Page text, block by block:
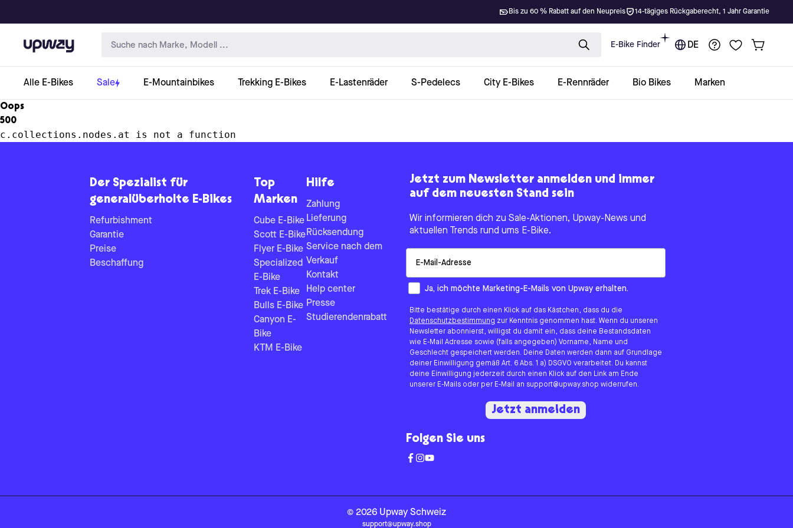
Bis zu 60 % Rabatt auf den Neupreis 14-tägiges Rückgaberecht, 1 Jahr Garantie
Upway E-Bike Finder DE
Alle E-Bikes Sale E-Mountainbikes Trekking E-Bikes E-Lastenräder S-Pedelecs City E-Bikes E-Rennräder Bio Bikes Marken
Oops
500
c.collections.nodes.at is not a function
Der Spezialist für
generalüberholte E-Bikes
Refurbishment
Garantie
Preise
Beschaffung
Top
Marken
Cube E-Bike
Scott E-Bike
Flyer E-Bike
Specialized
E-Bike
Trek E-Bike
Bulls E-Bike
Canyon E-
Bike
KTM E-Bike
Hilfe
Zahlung
Lieferung
Rücksendung
Service nach dem
Verkauf
Kontakt
Help center
Presse
Studierendenrabatt
Jetzt zum Newsletter anmelden und immer
auf dem neuesten Stand sein
Wir informieren dich zu Sale-Aktionen, Upway-News und
aktuellen Trends rund ums E-Bike.
How would you like to hear from us?
Ja, ich möchte Marketing-E-Mails von Upway erhalten.
Bitte bestätige durch einen Klick auf das Kästchen, dass du die
Datenschutzbestimmung zur Kenntnis genommen hast. Wenn du unseren
Newsletter abonnierst, willigst du damit ein, dass deine Bestandsdaten
wie E-Mail Adresse sowie (falls angegeben) Vorname, Name und
Geschlecht gespeichert werden. Deine Daten werden dann auf Grundlage
deiner Einwilligung gemäß Art. 6 Abs. 1 a) DSGVO verarbeitet. Du kannst
deine Einwilligung jederzeit durch einen Klick auf den Link am Ende
unserer E-Mails oder per E-Mail an support@upway.shop widerrufen.
Jetzt anmelden
Folgen Sie uns
© 2026 Upway Schweiz
support@upway.shop